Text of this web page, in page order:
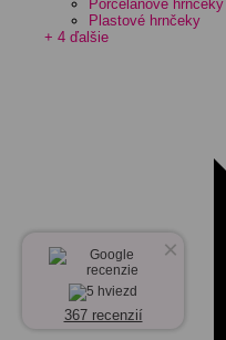
Porcelánové hrnčeky
Plastové hrnčeky
+ 4 ďalšie
×
367 recenzií